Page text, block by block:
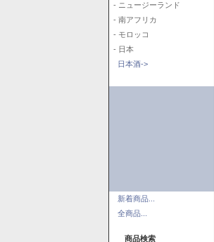
- ニュージーランド
- 南アフリカ
- モロッコ
- 日本
日本酒->
新着商品...
全商品...
商品検索